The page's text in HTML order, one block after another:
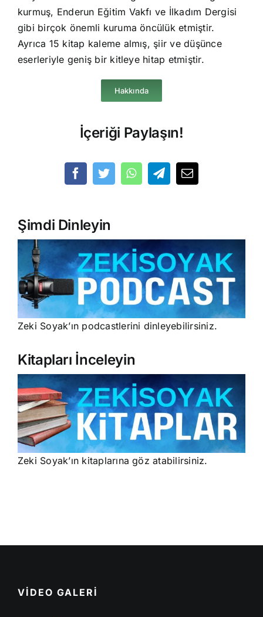
kurmuş, Enderun Eğitim Vakfı ve İlkadım Dergisi
gibi birçok önemli kuruma öncülük etmiştir.
Ayrıca 15 kitap kaleme almış, şiir ve düşünce
eserleriyle geniş bir kitleye hitap etmiştir.
Hakkında
İçeriği Paylaşın!
Şimdi Dinleyin
Zeki Soyak’ın podcastlerini dinleyebilirsiniz.
Kitapları İnceleyin
Zeki Soyak’ın kitaplarına göz atabilirsiniz.
VİDEO GALERİ